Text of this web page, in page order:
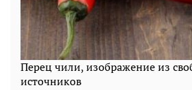
Перец чили, изображение из
источников